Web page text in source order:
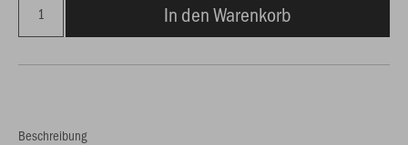
In den Warenkorb
Beschreibung